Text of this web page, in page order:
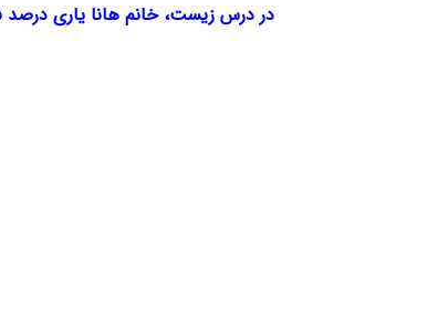
در درس زیست، خانم هانا یاری درصد 95 و خانم روژین یاری به درصد 88 رسیدند